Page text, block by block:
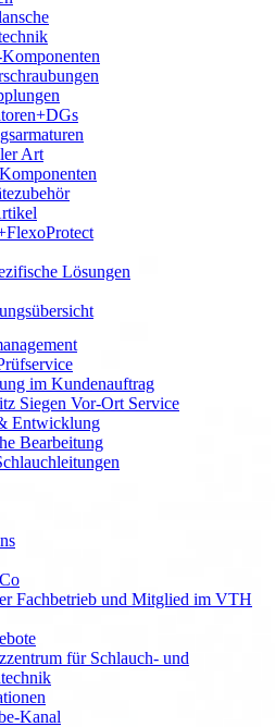
Art
Lösungen
im Kundenauftrag
Siegen Vor-Ort Service
Entwicklung
Bearbeitung
Fachbetrieb und Mitglied im VTH
für Schlauch- und
Kanal